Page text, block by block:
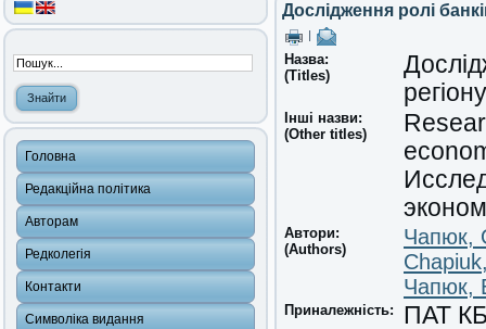
Головна
Редакційна політика
Авторам
Редколегія
Контакти
Символіка видання
Дослідження ролі
Назва:
(Titles)
регіону
Інші назви:
(Other titles)
Автори:
(Authors)
Чапюк,
Чапюк,
Приналежність:
ПАТ